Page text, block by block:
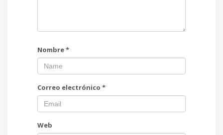
Nombre*
Correo electrónico *
Web